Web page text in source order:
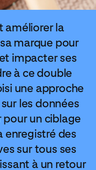
améliorer la
marque pour
impacter ses
à ce double
une approche
les données
un ciblage
enregistré des
sur tous ses
à un retour